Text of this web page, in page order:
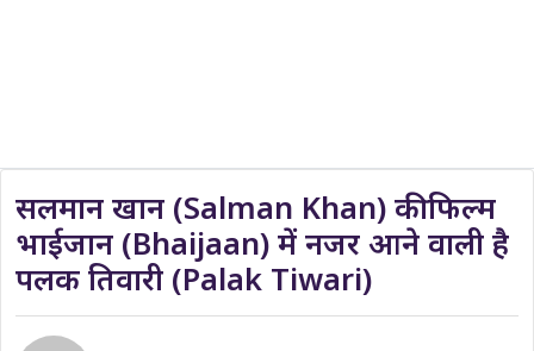
सलमान खान (Salman Khan) की फिल्म
भाईजान (Bhaijaan) में नजर आने वाली है
पलक तिवारी (Palak Tiwari)